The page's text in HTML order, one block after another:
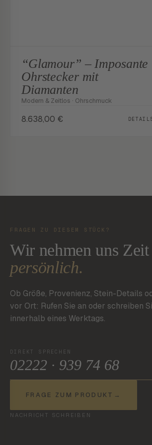
“Glamour” – Imposante
Ohrstecker mit
Diamanten
Modern & Zeitlos · Ohrschmuck
8.638,00 €
FRAGEN ZU DIESEM STÜCK?
Wir nehmen uns
persönlich.
Ob Größe, Provenienz, Stein-Details
vor Ort: Rufen Sie an oder schreiben
innerhalb eines Werktags.
DIREKT SPRECHEN
02222 · 939 74 68
FRAGE ZUM PRODUKT →
NACHRICHT SCHREIBEN